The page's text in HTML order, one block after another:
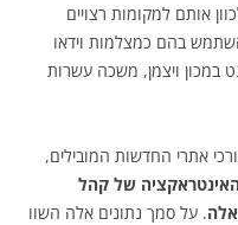
אותם למקומות רצויים
בהם כמצלמות וידאו
במכון ויצמן, משכה עשרות
אתרי החדשות המובילים,
של קהל
. על סמך נתונים אלה השוו